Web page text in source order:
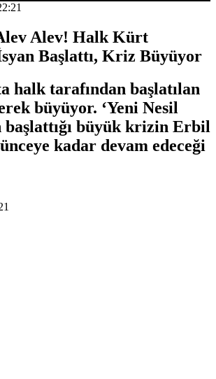
Alev! Halk Kürt
Başlattı, Kriz Büyüyor
halk tarafından başlatılan
büyüyor. ‘Yeni Nesil
büyük krizin Erbil
kadar devam edeceği